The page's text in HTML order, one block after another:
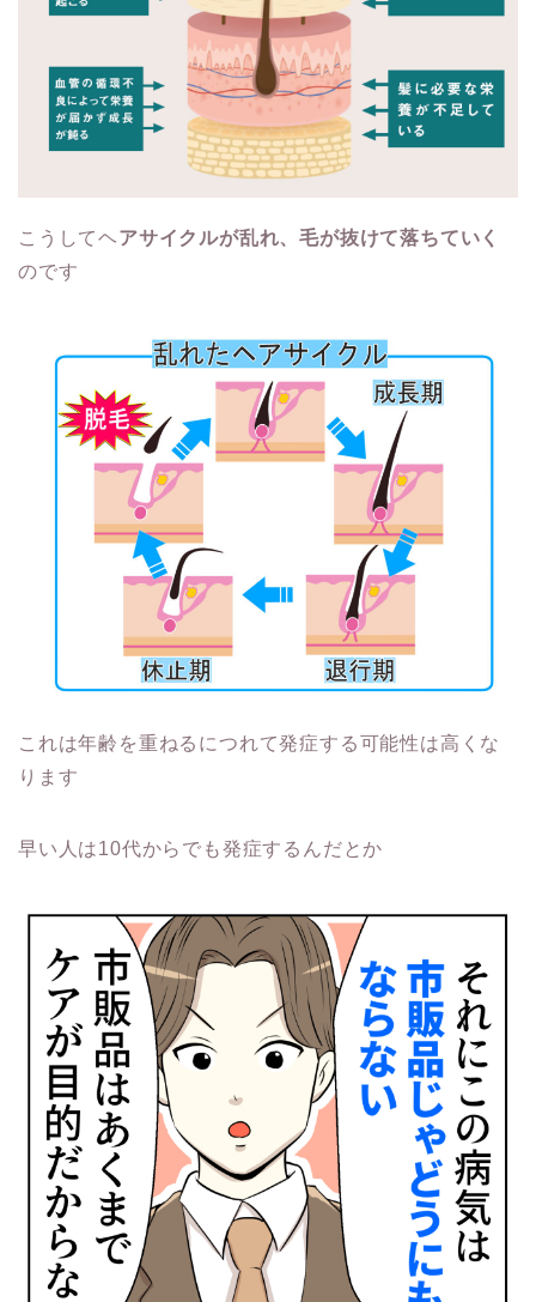
こうしてヘアサイクルが乱れ、毛が抜けて落ちていく
のです
これは年齢を重ねるにつれて発症する可能性は高くな
ります
早い人は10代からでも発症するんだとか